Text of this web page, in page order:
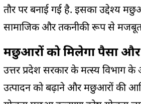
तौर पर बनाई गई है. इसका उद्देश्य
सामाजिक और तकनीकी रूप से मजबूत
मछुआरों को मिलेगा पैसा और
उत्तर प्रदेश सरकार के मत्स्य विभाग
उत्पादन को बढ़ाने और मछुआरों की